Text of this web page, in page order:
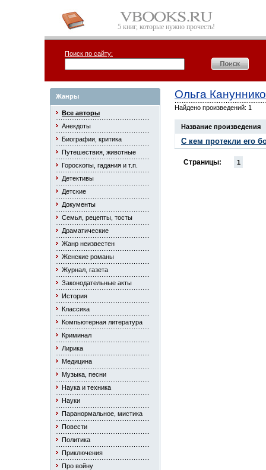
5 книг, которые нужно прочесть!
Поиск по сайту:
Жанры
Все авторы
Анекдоты
Биографии, критика
Путешествия, животные
Гороскопы, гадания и т.п.
Детективы
Детские
Документы
Семья, рецепты, тосты
Драматические
Жанр неизвестен
Женские романы
Журнал, газета
Законодательные акты
История
Классика
Компьютерная литература
Криминал
Лирика
Медицина
Музыка, песни
Наука и техника
Науки
Паранормальное, мистика
Повести
Политика
Приключения
Про войну
Ольга
Найдено произведений: 1
Название произведения
С кем протекли его
Страницы: 1